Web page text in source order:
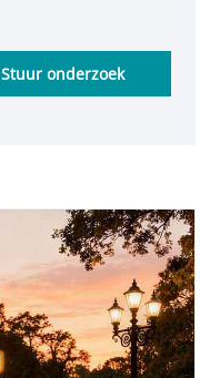
Stuur onderzoek